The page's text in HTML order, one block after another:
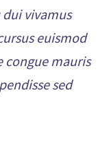
vivamus
euismod
congue mauris
sed